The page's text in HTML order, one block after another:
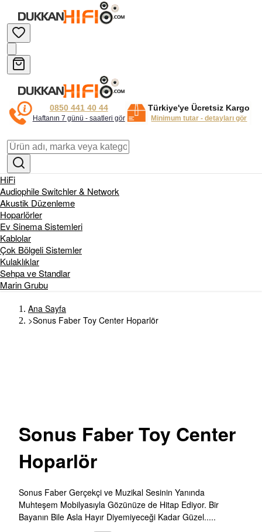
0850 441 40 44
Haftanın 7 günü - saatleri gör
Türkiye'ye Ücretsiz Kargo
Minimum tutar - detayları gör
HiFi
Audiophile Switchler & Network
Akustik Düzenleme
Hoparlörler
Ev Sinema Sistemleri
Kablolar
Çok Bölgeli Sistemler
Kulaklıklar
Sehpa ve Standlar
Marin Grubu
Ana Sayfa
>Sonus Faber Toy Center Hoparlör
Sonus Faber Toy Center
Hoparlör
Sonus Faber Gerçekçi ve Muzikal Sesinin Yanında
Muhteşem Mobilyasıyla Gözünüze de Hitap Ediyor. Bir
Bayanın Bile Asla Hayır Diyemiyeceği Kadar Güzel.....